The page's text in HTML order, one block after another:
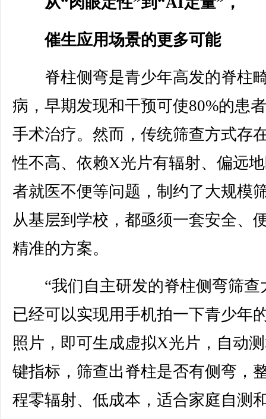
催生应用场景的更多可能
脊柱侧弯是青少年高发的脊柱
病，早期发现和干预可使80%的患
手术治疗。然而，传统筛查方式存
性不高、依赖X光片有辐射、偏远
者就医不便等问题，制约了大规模
从基层到学校，都亟须一套安全、
精准的方案。
“我们自主研发的脊柱侧弯筛查
已经可以实现用手机拍一下青少年
照片，即可生成虚拟X光片，自动
键指标，筛查出脊柱是否有侧弯，
程零辐射、低成本，适合家庭自测